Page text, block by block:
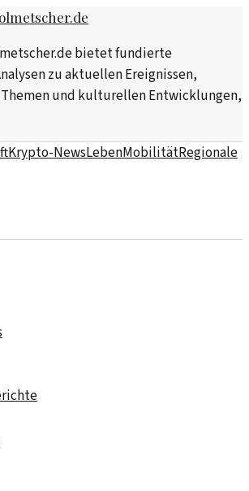
bietet fundierte
zu aktuellen Ereignissen,
und kulturellen Entwicklungen,
Krypto-NewsLebenMobilitätRegionale